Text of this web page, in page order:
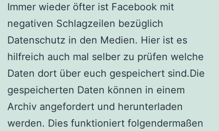
Immer wieder öfter ist Facebook mit
negativen Schlagzeilen bezüglich
Datenschutz in den Medien. Hier ist es
hilfreich auch mal selber zu prüfen welche
Daten dort über euch gespeichert sind.Die
gespeicherten Daten können in einem
Archiv angefordert und herunterladen
werden. Dies funktioniert folgendermaßen